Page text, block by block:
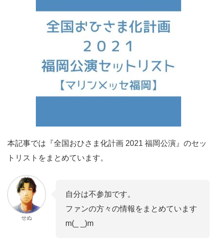
本記事では『全国おひさま化計画 2021 福岡公演』のセッ
トリストをまとめています。
せぬ
自分は不参加です。
ファンの方々の情報をまとめています
m(_ _)m